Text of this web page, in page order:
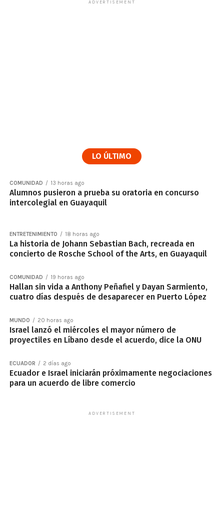
ADVERTISEMENT
LO ÚLTIMO
COMUNIDAD 13 horas ago
Alumnos pusieron a prueba su oratoria en concurso
intercolegial en Guayaquil
ENTRETENIMIENTO 18 horas ago
La historia de Johann Sebastian Bach, recreada en
concierto de Rosche School of the Arts, en Guayaquil
COMUNIDAD 19 horas ago
Hallan sin vida a Anthony Peñafiel y Dayan Sarmiento,
cuatro días después de desaparecer en Puerto López
MUNDO 20 horas ago
Israel lanzó el miércoles el mayor número de
proyectiles en Líbano desde el acuerdo, dice la ONU
ECUADOR 2 días ago
Ecuador e Israel iniciarán próximamente negociaciones
para un acuerdo de libre comercio
ADVERTISEMENT